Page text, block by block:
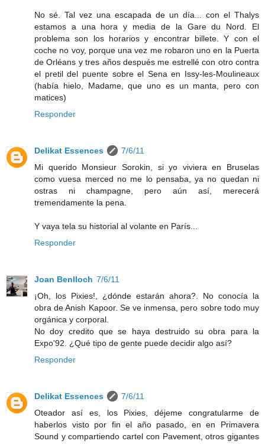
No sé. Tal vez una escapada de un día... con el Thalys
estamos a una hora y media de la Gare du Nord. El
problema son los horarios y encontrar billete. Y con el
coche no voy, porque una vez me robaron uno en la Puerta
de Orléans y tres años después me estrellé con otro contra
el pretil del puente sobre el Sena en Issy-les-Moulineaux
(había hielo, Madame, que uno es un manta, pero con
matices)
Responder
Delikat Essences
7/6/11
Mi querido Monsieur Sorokin, si yo viviera en Bruselas
como vuesa merced no me lo pensaba, ya no quedan ni
ostras ni champagne, pero aún así, merecerá
tremendamente la pena.
Y vaya tela su historial al volante en París...
Responder
Joan Benlloch 7/6/11
¡Oh, los Pixies!, ¿dónde estarán ahora?. No conocía la
obra de Anish Kapoor. Se ve inmensa, pero sobre todo muy
orgánica y corporal.
No doy credito que se haya destruido su obra para la
Expo'92. ¿Qué tipo de gente puede decidir algo así?
Responder
Delikat Essences
7/6/11
Oteador así es, los Pixies, déjeme congratularme de
haberlos visto por fin el año pasado, en en Primavera
Sound y compartiendo cartel con Pavement, otros gigantes